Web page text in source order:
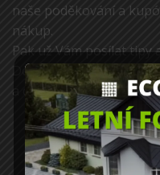
naše poděkování a
nákup.
Pak už Vám posílat tipy
Dostanete jako první
a dalších námi